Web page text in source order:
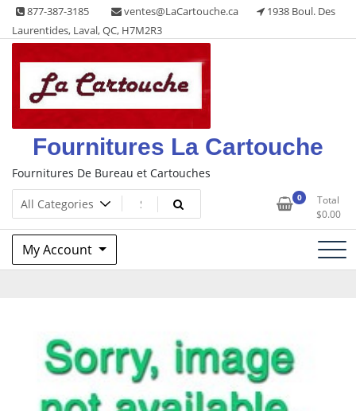
Skip
content
877-387-3185 ventes@LaCartouche.ca
1938 Boul. Des
Laurentides, Laval, QC, H7M2R3
Fournitures La Cartouche
Fournitures De Bureau et Cartouches
0
Total
$0.00
My Account